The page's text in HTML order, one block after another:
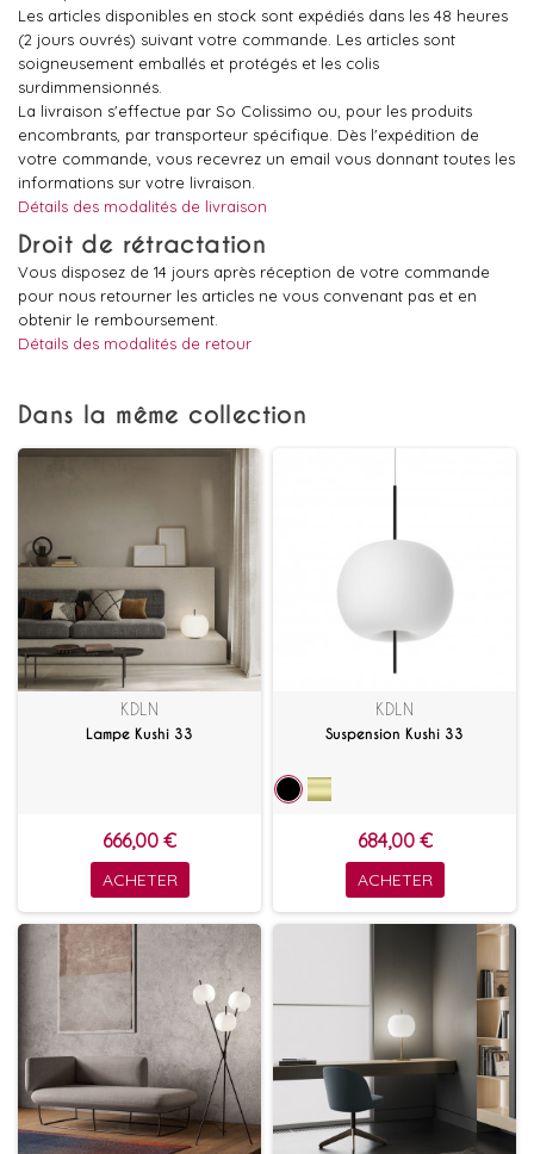
Les articles disponibles en stock sont expédiés dans les 48 heures
(2 jours ouvrés) suivant votre commande. Les articles sont
soigneusement emballés et protégés et les colis
surdimmensionnés.
La livraison s'effectue par So Colissimo ou, pour les produits
encombrants, par transporteur spécifique. Dès l'expédition de
votre commande, vous recevrez un email vous donnant toutes les
informations sur votre livraison.
Détails des modalités de livraison
Droit de rétractation
Vous disposez de 14 jours après réception de votre commande
pour nous retourner les articles ne vous convenant pas et en
obtenir le remboursement.
Détails des modalités de retour
Dans la même collection
KDLN
Lampe Kushi 33
666,00 €
ACHETER
KDLN
Suspension Kushi 33
684,00 €
ACHETER